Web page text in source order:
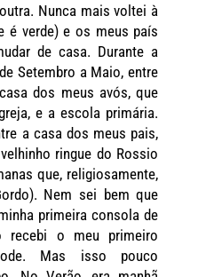
Nunca mais voltei à
é verde) e os meus país
de casa. Durante a
Setembro a Maio, entre
dos meus avós, que
e a escola primária.
a casa dos meus pais,
ringue do Rossio
que, religiosamente,
Nem sei bem que
primeira consola de
recebi o meu primeiro
Mas isso pouco